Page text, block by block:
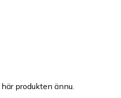
produkten ännu.